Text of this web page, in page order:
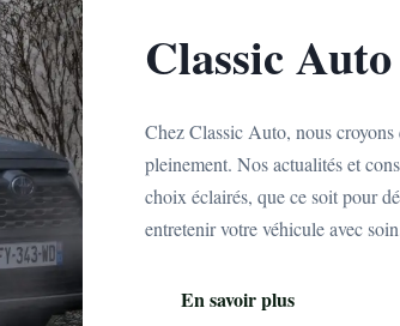
Classic Auto
Chez Classic Auto, nous
pleinement. Nos actualités et
choix éclairés, que ce soit pour
entretenir votre véhicule avec
En savoir plus